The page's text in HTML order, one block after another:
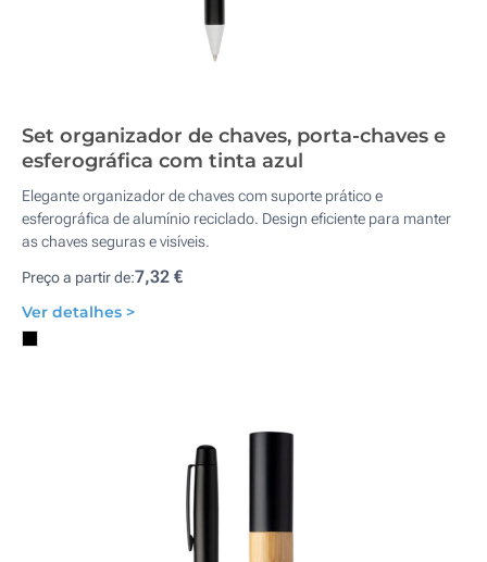
Set organizador de chaves, porta-chaves e
esferográfica com tinta azul
Elegante organizador de chaves com suporte prático e
esferográfica de alumínio reciclado. Design eficiente para manter
as chaves seguras e visíveis.
Preço a partir de:7,32 €
Ver detalhes >